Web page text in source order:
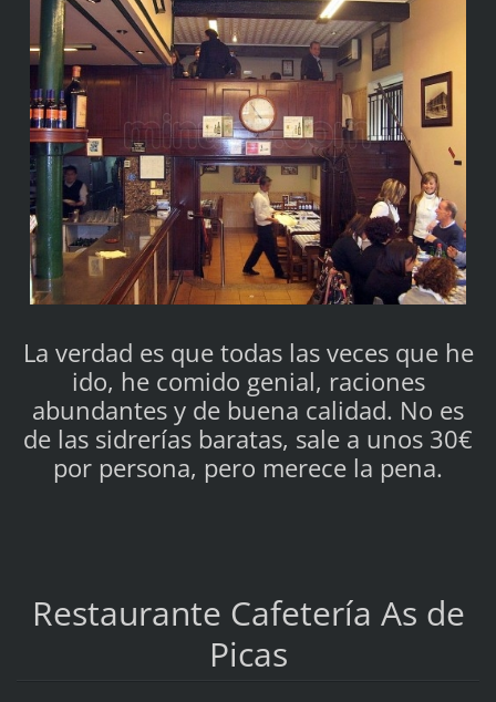
La verdad es que todas las veces que he
ido, he comido genial, raciones
abundantes y de buena calidad. No es
de las sidrerías baratas, sale a unos 30€
por persona, pero merece la pena.
Restaurante Cafetería As de
Picas